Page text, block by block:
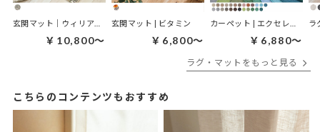
玄関マット｜ウィリアムモリス ケルムスコットツリー
￥10,800～
玄関マット | ビタミン
￥6,800～ ￥6,880～
ラ
ラグ・マットをもっと見る
こちらのコンテンツもおすすめ